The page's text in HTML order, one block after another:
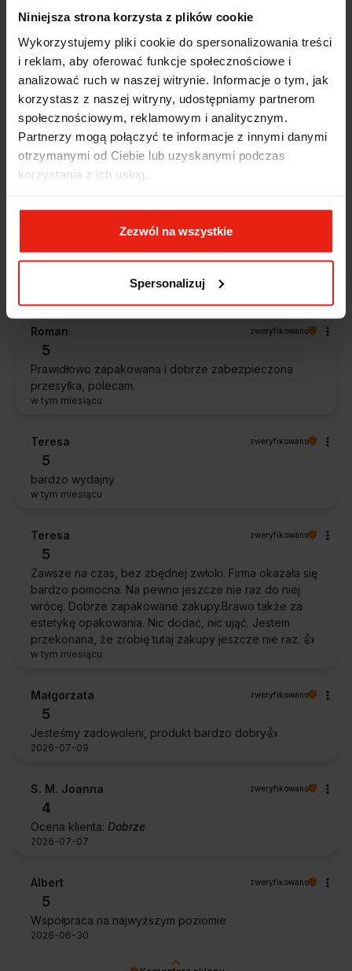
Niniejsza strona korzysta z plików cookie
Wykorzystujemy pliki cookie do spersonalizowania treści
i reklam, aby oferować funkcje społecznościowe i
analizować ruch w naszej witrynie. Informacje o tym, jak
korzystasz z naszej witryny, udostępniamy partnerom
społecznościowym, reklamowym i analitycznym.
Partnerzy mogą połączyć te informacje z innymi danymi
otrzymanymi od Ciebie lub uzyskanymi podczas
korzystania z ich usług.
Zezwól na wszystkie
Spersonalizuj
terminy realizacji. 👍️
w tym tygodniu
Stefan zweryfikowano
5
Przesympatyczna obsługa. Zachęcam każdego do
zakupów w tym sklepie. Precyzyjny czas dostawy,
jestem pod wrażeniem. Przesyłka została doskonale
zabezpieczona. Produkty, serwis, dostawa- wszystko
na najwyższym poziomie.
5
Roman zweryfikowano
5
Prawidłowo zapakowana i dobrze zabezpieczona
przesyłka, polecam.
w tym miesiącu
Teresa zweryfikowano
5
bardzo wydajny
w tym miesiącu
Teresa zweryfikowano
5
Zawsze na czas, bez zbędnej zwłoki. Firma okazała się
bardzo pomocna. Na pewno jeszcze nie raz do niej
wrócę. Dobrze zapakowane zakupy.Brawo także za
estetykę opakowania. Nic dodać, nic ująć. Jestem
przekonana, że zrobię tutaj zakupy jeszcze nie raz. 👍️
w tym miesiącu
Małgorzata zweryfikowano
5
Jesteśmy zadowoleni, produkt bardzo dobry👍️
2026-07-09
S. M. Joanna zweryfikowano
4
Ocena klienta: Dobrze
2026-07-07
Albert zweryfikowano
5
Współpraca na najwyższym poziomie
2026-06-30